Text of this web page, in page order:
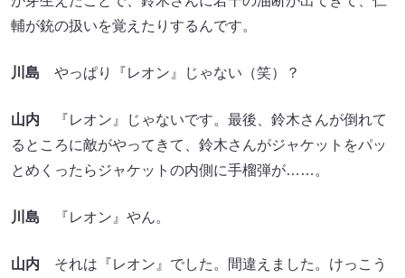
輔が銃の扱いを覚えたりするんです。
川島 やっぱり『レオン』じゃない（笑）？
山内 『レオン』じゃないです。最後、鈴木さんが倒れて
るところに敵がやってきて、鈴木さんがジャケットをパッ
とめくったらジャケットの内側に手榴弾が……。
川島 『レオン』やん。
山内 それは『レオン』でした。間違えました。けっこう